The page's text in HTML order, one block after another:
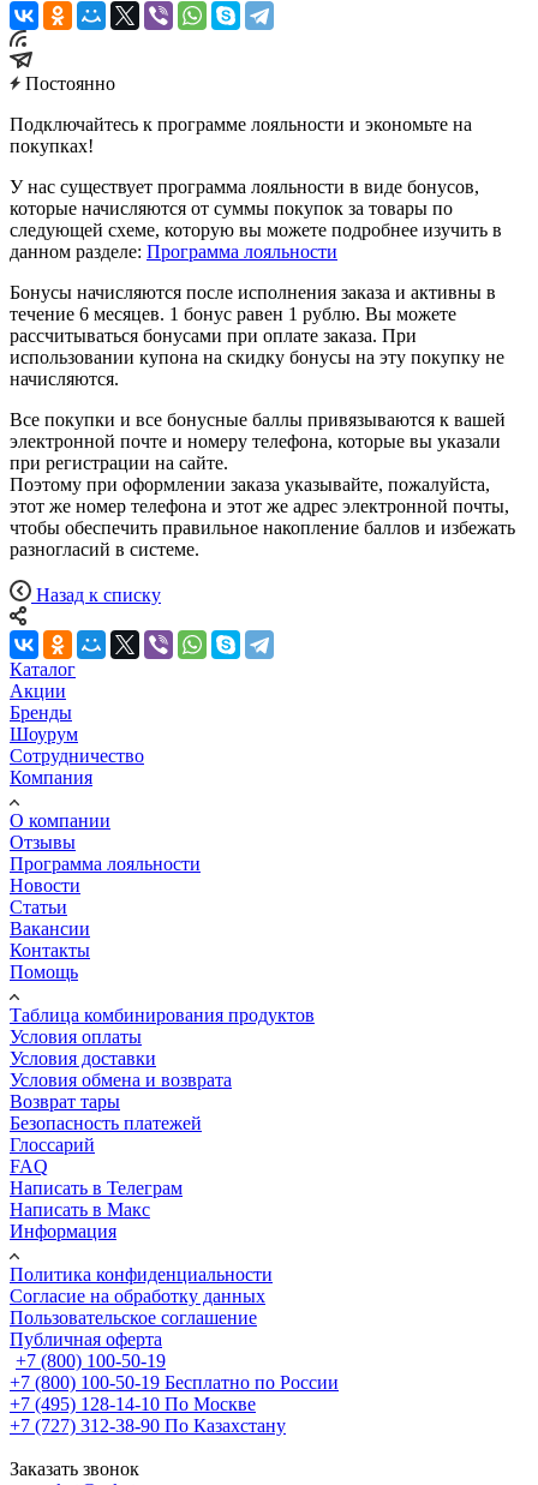
Постоянно
Подключайтесь к программе лояльности и экономьте на
покупках!
У нас существует программа лояльности в виде бонусов,
которые начисляются от суммы покупок за товары по
следующей схеме, которую вы можете подробнее изучить в
данном разделе: Программа лояльности
Бонусы начисляются после исполнения заказа и активны в
течение 6 месяцев. 1 бонус равен 1 рублю. Вы можете
рассчитываться бонусами при оплате заказа. При
использовании купона на скидку бонусы на эту покупку не
начисляются.
Все покупки и все бонусные баллы привязываются к вашей
электронной почте и номеру телефона, которые вы указали
при регистрации на сайте.
Поэтому при оформлении заказа указывайте, пожалуйста,
этот же номер телефона и этот же адрес электронной почты,
чтобы обеспечить правильное накопление баллов и избежать
разногласий в системе.
Назад к списку
Каталог
Акции
Бренды
Шоурум
Сотрудничество
Компания
О компании
Отзывы
Программа лояльности
Новости
Статьи
Вакансии
Контакты
Помощь
Таблица комбинирования продуктов
Условия оплаты
Условия доставки
Условия обмена и возврата
Возврат тары
Безопасность платежей
Глоссарий
FAQ
Написать в Телеграм
Написать в Макс
Информация
Политика конфиденциальности
Согласие на обработку данных
Пользовательское соглашение
Публичная оферта
+7 (800) 100-50-19
+7 (800) 100-50-19 Бесплатно по России
+7 (495) 128-14-10 По Москве
+7 (727) 312-38-90 По Казахстану
Заказать звонок